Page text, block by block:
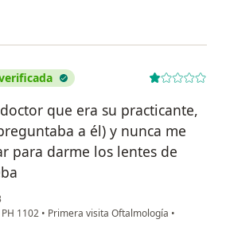
que era su practicante,
a él) y nunca me
para darme los lentes de
1102 • Primera visita Oftalmología •